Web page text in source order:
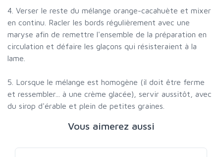
4. Verser le reste du mélange orange-cacahuète et mixer
en continu. Racler les bords régulièrement avec une
maryse afin de remettre l'ensemble de la préparation en
circulation et défaire les glaçons qui résisteraient à la
lame.
5. Lorsque le mélange est homogène (il doit être ferme
et ressembler... à une crème glacée), servir aussitôt, avec
du sirop d'érable et plein de petites graines.
Vous aimerez aussi